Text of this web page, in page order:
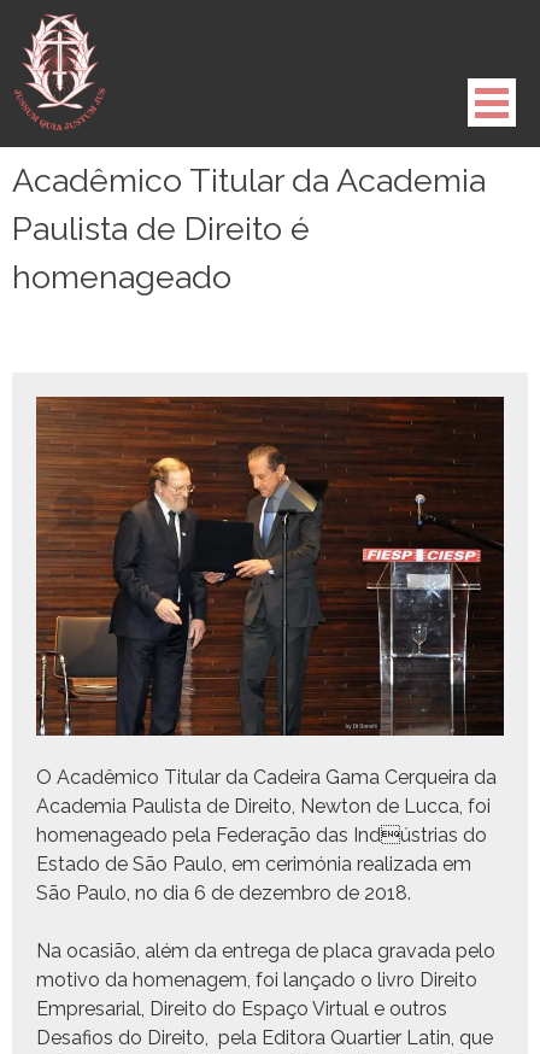
para
conteúdo
Acadêmico Titular da Academia
Paulista de Direito é
homenageado
O Acadêmi­co Tit­u­lar da Cadeira Gama Cerqueira da
Acad­e­mia Paulista de Dire­ito, New­ton de Luc­ca, foi
hom­e­nagea­do pela Fed­er­ação das Indústrias do
Esta­do de São Paulo, em cer­imó­nia real­iza­da em
São Paulo, no dia 6 de dezem­bro de 2018.
Na ocasião, além da entre­ga de pla­ca grava­da pelo
moti­vo da hom­e­nagem, foi lança­do o livro Dire­ito
Empre­sar­i­al, Dire­ito do Espaço Vir­tu­al e out­ros
Desafios do Dire­ito, pela Edi­to­ra Quarti­er Latin, que